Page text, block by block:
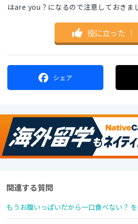
はare you？になるので注意しておきま
役に立った ｜
シェア
関連する質問
もうお腹いっぱいだから一口食べない？